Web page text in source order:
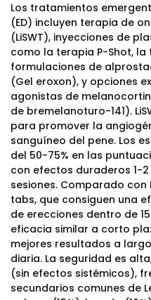
Los tratamientos
(ED) incluyen terapia de
(LiSWT), inyecciones de
como la terapia P-Shot,
formulaciones de
(Gel eroxon), y opciones
agonistas de
de bremelanoturo-141).
para promover la
sanguíneo del pene. Los
del 50-75% en las
con efectos duraderos 1-
sesiones. Comparado
tabs, que consiguen una
de erecciones dentro de
eficacia similar a corto
mejores resultados a
diaria. La seguridad es
(sin efectos sistémicos),
secundarios comunes de